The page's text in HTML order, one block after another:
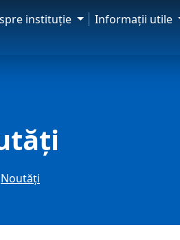
instituţie Informaţii utile
Noutăți